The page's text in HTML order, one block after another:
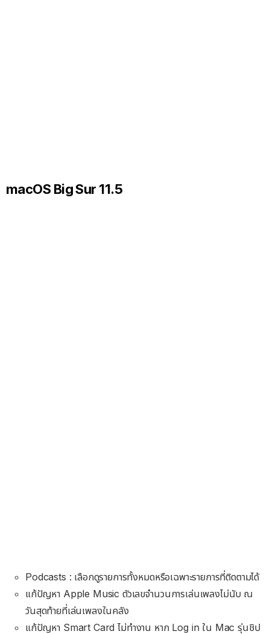
macOS Big Sur 11.5
Podcasts : เลือกดูรายการทั้งหมดหรือเฉพาะรายการที่ติดตามได้
แก้ปัญหา Apple Music ตัวเลขจำนวนการเล่นเพลงไม่นับ ณ
วันสุดท้ายที่เล่นเพลงในคลัง
แก้ปัญหา Smart Card ไม่ทำงาน หาก Log in ใน Mac รุ่นชิป